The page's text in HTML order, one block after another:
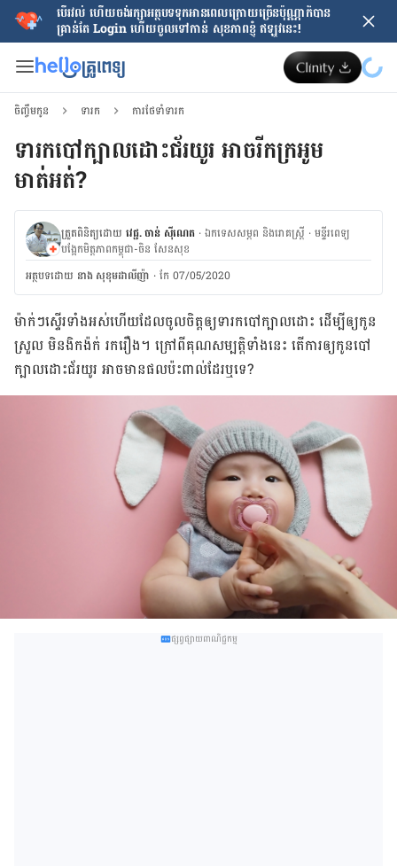
បើរវល់ ហើយចង់​រក្សាអត្ថបទទុកអានពេលក្រោយ​ច្រើនប៉ុណ្ណាក៏បាន
គ្រាន់តែ​ Login ហើយចូលទៅកាន់ សុខភាពខ្ញុំ ឥឡូវនេះ!
ចិញ្ចឹមកូន ទារក ការថែទាំទារក
ទារកបៅក្បាលដោះជ័រយូរ អាចរីកក្រអូម
មាត់អត់?
ត្រួតពិនិត្យដោយ វេជ្ជ. ចាន់ ស៊ីណេត ·ឯកទេសសម្ភព និងរោគស្ត្រី ·ម​ន្ទីរពេទ្យ
បង្អែកមិត្តភាពកម្ពុជា-ចិន សែនសុខ
អត្ថបទ​ដោយ នាង សុខុមដាលីញ៉ា ·កែ 07/05/2020
ម៉ាក់ៗ​ស្ទើរ​ទាំង​អស់​ហើយ​ដែល​ចូល​ចិត្ត​ឲ្យ​ទារក​បៅ​ក្បាល​ដោះ ដើម្បី​ឲ្យ​កូន​
ស្រួល​ មិន​ងិក​ង៉ក់​ ​រករឿង។ ក្រៅ​ពី​គុណ​សម្បត្តិ​ទាំង​នេះ តើ​ការ​ឲ្យកូន​បៅ​
ក្បាលដោះ​ជ័រ​យូរ អាចមាន​ផល​ប៉ះពាល់​ដែរ​ឬ​ទេ?
ផ្សព្វផ្សាយពាណិជ្ជកម្ម